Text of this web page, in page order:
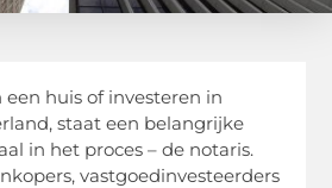
huis of investeren in
staat een belangrijke
in het proces – de notaris.
vastgoedinvesteerders